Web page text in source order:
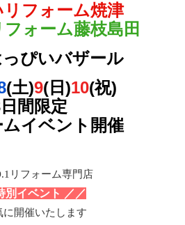
フォーム焼津
ォーム藤枝島田
ぴいバザール
(土)9(日)10(祝)
日間限定
ムイベント開催
リフォーム専門店
別イベント ／／
に開催いたします